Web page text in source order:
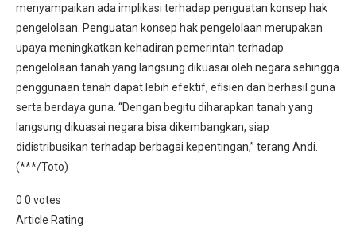
menyampaikan ada implikasi terhadap penguatan konsep hak
pengelolaan. Penguatan konsep hak pengelolaan merupakan
upaya meningkatkan kehadiran pemerintah terhadap
pengelolaan tanah yang langsung dikuasai oleh negara sehingga
penggunaan tanah dapat lebih efektif, efisien dan berhasil guna
serta berdaya guna. “Dengan begitu diharapkan tanah yang
langsung dikuasai negara bisa dikembangkan, siap
didistribusikan terhadap berbagai kepentingan,” terang Andi.
(***/Toto)
0 0 votes
Article Rating